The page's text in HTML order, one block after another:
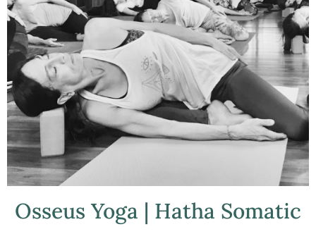
Osseus Yoga | Hatha Somatic